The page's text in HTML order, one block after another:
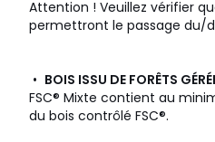
Attention ! Veuillez vérifier
permettront le passage du/
• BOIS ISSU DE FORÊTS
FSC® Mixte contient au
du bois contrôlé FSC®.